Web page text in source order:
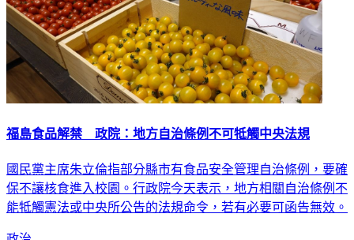
國民黨主席朱立倫指部分縣市有食品安全管理自治條例，要確
保不讓核食進入校園。行政院今天表示，地方相關自治條例不